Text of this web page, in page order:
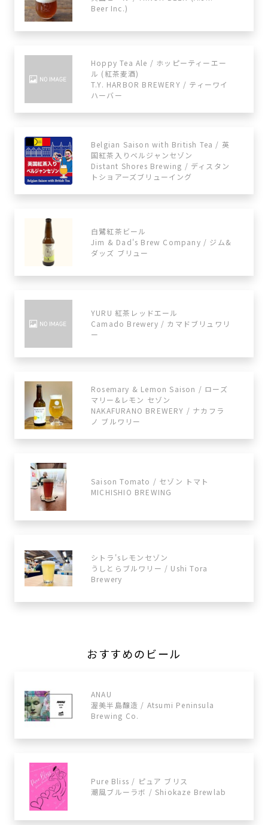
Beer Inc.)
Hoppy Tea Ale / ホッピーティーエー
ル (紅茶麦酒)
T.Y. HARBOR BREWERY / ティーワイ
ハーバー
Belgian Saison with British Tea / 英
国紅茶入りベルジャンセゾン
Distant Shores Brewing / ディスタン
トショアーズブリューイング
白鷺紅茶ビール
Jim & Dad's Brew Company / ジム&
ダッズ ブリュー
YURU 紅茶レッドエール
Camado Brewery / カマドブリュワリ
ー
Rosemary & Lemon Saison / ローズ
マリー&レモン セゾン
NAKAFURANO BREWERY / ナカフラ
ノ ブルワリー
Saison Tomato / セゾン トマト
MICHISHIO BREWING
シトラ'sレモンセゾン
うしとらブルワリー / Ushi Tora
Brewery
おすすめのビール
ANAU
渥美半島醸造 / Atsumi Peninsula
Brewing Co.
Pure Bliss / ピュア ブリス
潮風ブルーラボ / Shiokaze Brewlab